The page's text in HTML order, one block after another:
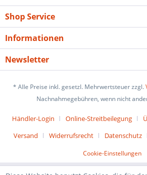
Shop Service
Informationen
Newsletter
* Alle Preise inkl. gesetzl. Mehrwertsteuer zzgl.
Nachnahmegebühren, wenn nicht
Händler-Login Online-Streitbeilegung
Versand
Widerrufsrecht Datenschutz
Cookie-Einstellungen